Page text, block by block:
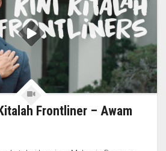
Frontliner – Awam